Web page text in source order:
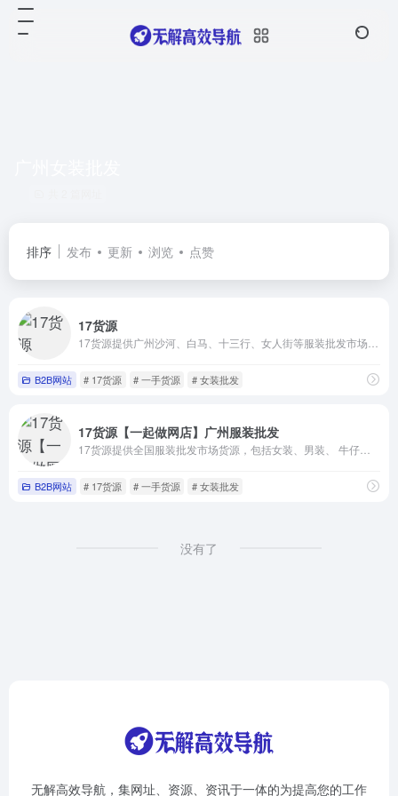
排序 发布 更新 浏览 点赞
17货源
B2B网站 # 17货源 # 一手货源 # 女装批发
17货源【一起做网店】广州服装批发
B2B网站 # 17货源 # 一手货源 # 女装批发
没有了
无解高效导航，集网址、资源、资讯于一体的为提高您的工作